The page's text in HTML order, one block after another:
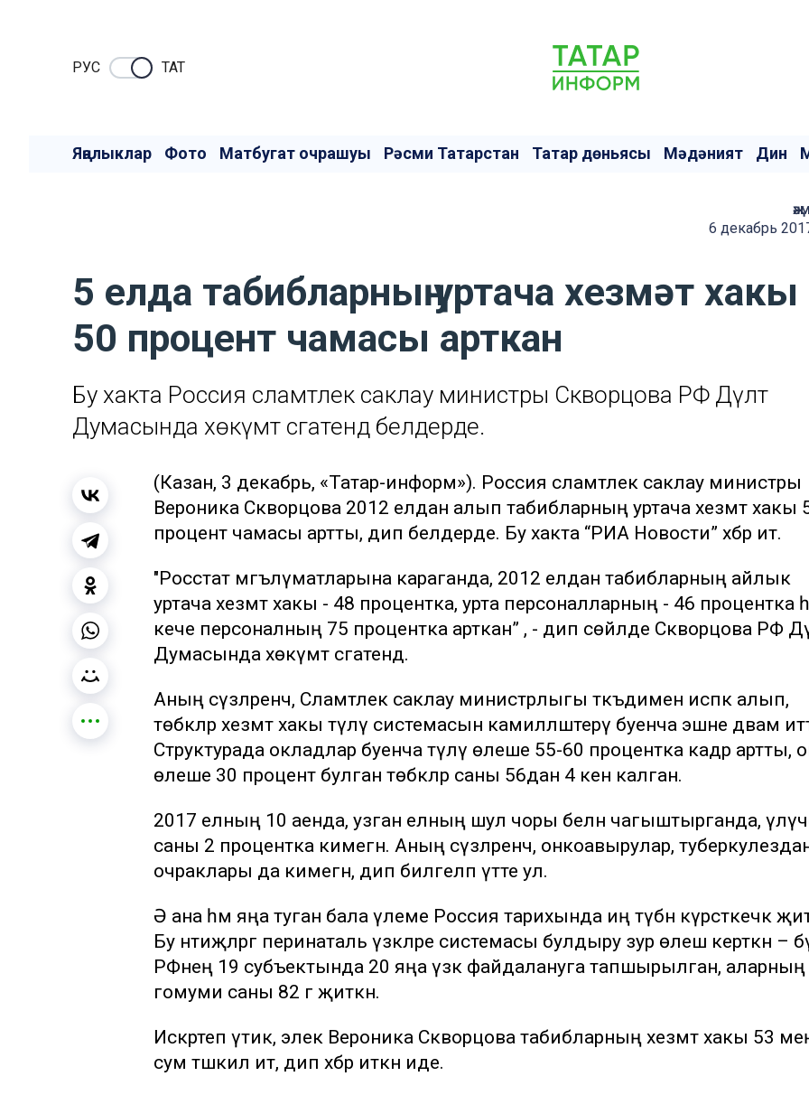
РУC ТАТ
Яңалыклар Фото Матбугат очрашуы Рәсми Татарстан Татар дөньясы Мәдәният Дин
6 декабрь
5 елда табибларның уртача хезмәт хакы
50 процент чамасы арткан
Бу хакта Россия сәламәтлек саклау министры Скворцова РФ Дәүләт
Думасында хөкүмәт сәгатендә белдерде.
(Казан, 3 декабрь, «Татар-информ»). Россия сәламәтлек саклау министры
Вероника Скворцова 2012 елдан алып табибларның уртача хезмәт хакы
процент чамасы артты, дип белдерде. Бу хакта “РИА Новости” хәбәр итә.
"Росстат мәгълүматларына караганда, 2012 елдан табибларның айлык
уртача хезмәт хакы - 48 процентка, урта персоналларның - 46 процентка
кече персоналның 75 процентка арткан” , - дип сөйләде Скворцова РФ
Думасында хөкүмәт сәгатендә.
Аның сүзләренчә, Сәламәтлек саклау министрлыгы тәкъдимен исәпкә алып,
төбәкләр хезмәт хакы түләү системасын камилләштерү буенча эшне дәвам
Структурада окладлар буенча түләү өлеше 55-60 процентка кадәр артты,
өлеше 30 процент булган төбәкләр саны 56дан 4 кенә калган.
2017 елның 10 аенда, узган елның шул чоры белән чагыштырганда,
саны 2 процентка кимегән. Аның сүзләренчә, онкоавырулар,
очраклары да кимегән, дип билгеләп үтте ул.
Ә ана һәм яңа туган бала үлеме Россия тарихында иң түбән күрсәткечкә
Бу нәтиҗәләргә перинаталь үзәкләре системасы булдыру зур өлеш керткән –
РФнең 19 субъектында 20 яңа үзәк файдалануга тапшырылган, аларның
гомуми саны 82 гә җиткән.
Искәртеп үтик, элек Вероника Скворцова табибларның хезмәт хакы 53
сум тәшкил итә, дип хәбәр иткән иде.